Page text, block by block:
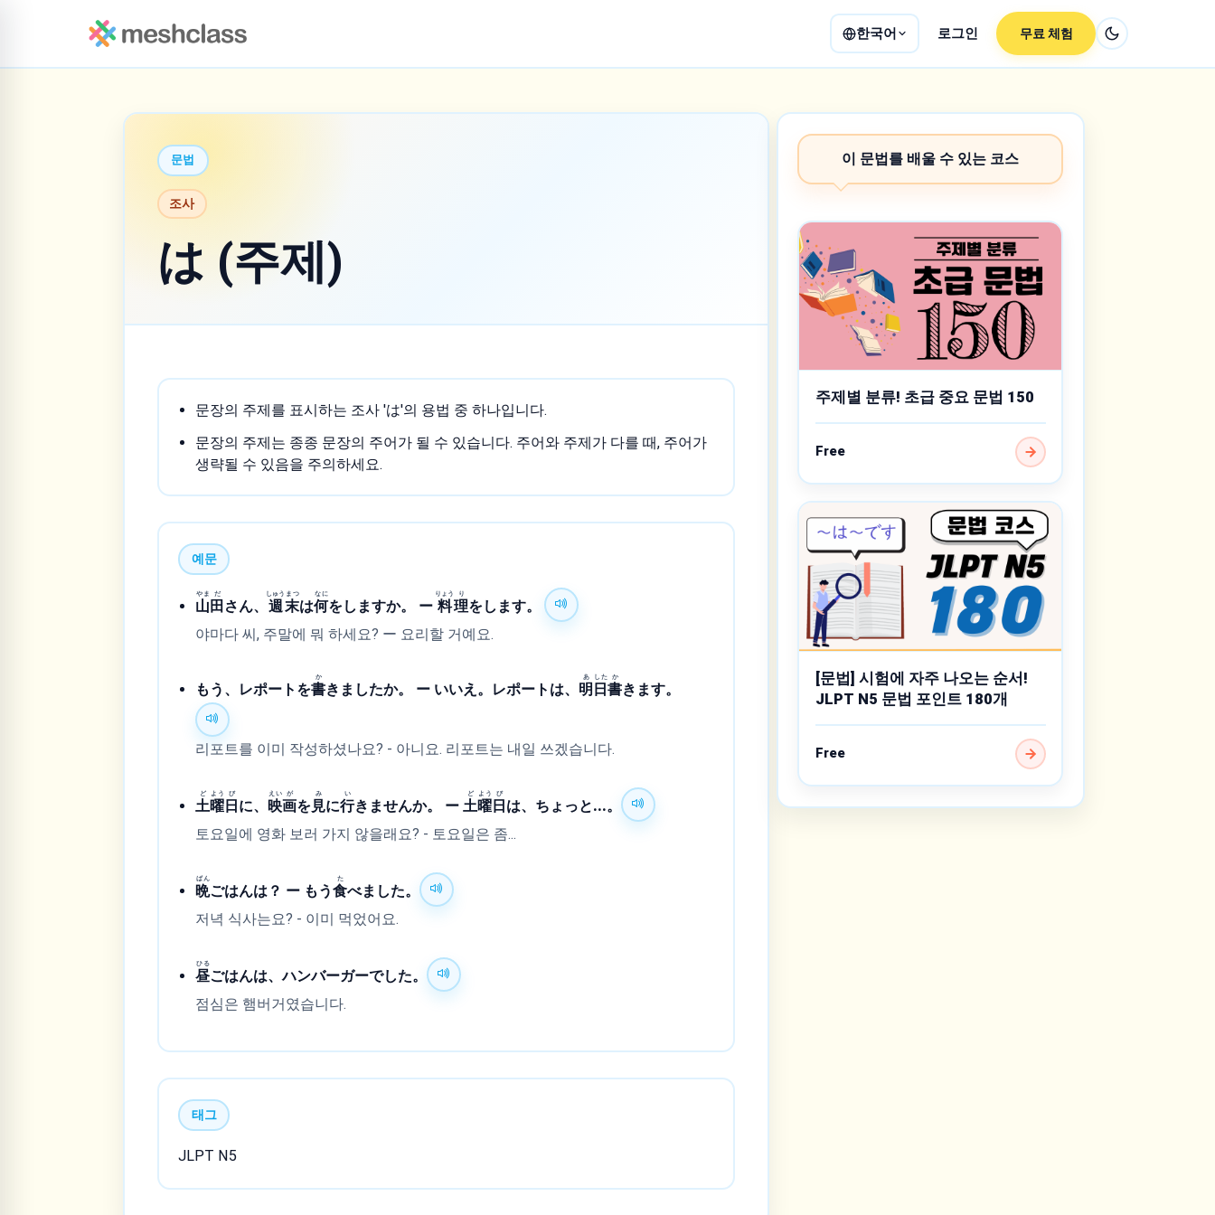
한국어 로그인 무료 체험
문법
조사
は (주제)
문장의 주제를 표시하는 조사 'は'의 용법 중 하나입니다.
문장의 주제는 종종 문장의 주어가 될 수 있습니다. 주어와 주제가 다를 때, 주어가
생략될 수 있음을 주의하세요.
예문
山
やま
田
だ
さん、 週
しゅう
末
まつ
は何
なに
をしますか。 ー 料
りょう
理
り
をします。
야마다 씨, 주말에 뭐 하세요? ー 요리할 거예요.
もう、レポートを書
か
きましたか。 ー いいえ。レポートは、 明
あ
日
した
書
か
きます。
리포트를 이미 작성하셨나요? - 아니요. 리포트는 내일 쓰겠습니다.
土
ど
曜
よう
日
び
に、 映
えい
画
が
を見
み
に行
い
きませんか。 ー土
ど
曜
よう
日
び
は、ちょっと...。
토요일에 영화 보러 가지 않을래요? - 토요일은 좀...
晩
ばん
ごはんは？ ー もう食
た
べました。
저녁 식사는요? - 이미 먹었어요.
昼
ひる
ごはんは、ハンバーガーでした。
점심은 햄버거였습니다.
태그
JLPT N5
이 문법를 배울 수 있는 코스
주제별 분류! 초급 중요 문법 150
Free
[문법] 시험에 자주 나오는 순서!
JLPT N5 문법 포인트 180개
Free